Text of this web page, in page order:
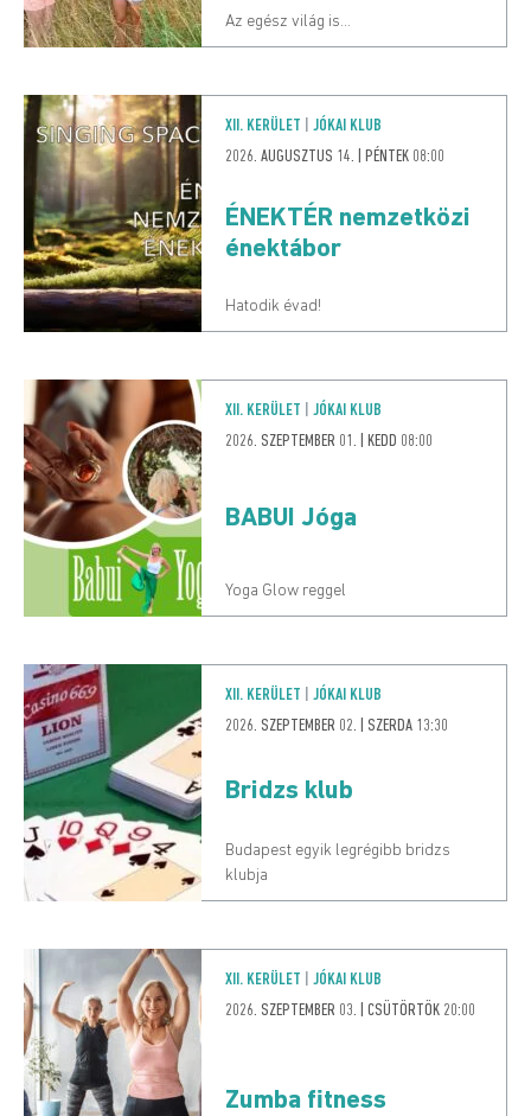
Az egész világ is...
XII. KERÜLET
JÓKAI KLUB
2026. AUGUSZTUS 14. | PÉNTEK 08:00
ÉNEKTÉR nemzetközi
énektábor
Hatodik évad!
XII. KERÜLET
JÓKAI KLUB
2026. SZEPTEMBER 01. | KEDD 08:00
BABUI Jóga
Yoga Glow reggel
XII. KERÜLET
JÓKAI KLUB
2026. SZEPTEMBER 02. | SZERDA 13:30
Bridzs klub
Budapest egyik legrégibb bridzs
klubja
XII. KERÜLET
JÓKAI KLUB
2026. SZEPTEMBER 03. | CSÜTÖRTÖK 20:00
Zumba fitness